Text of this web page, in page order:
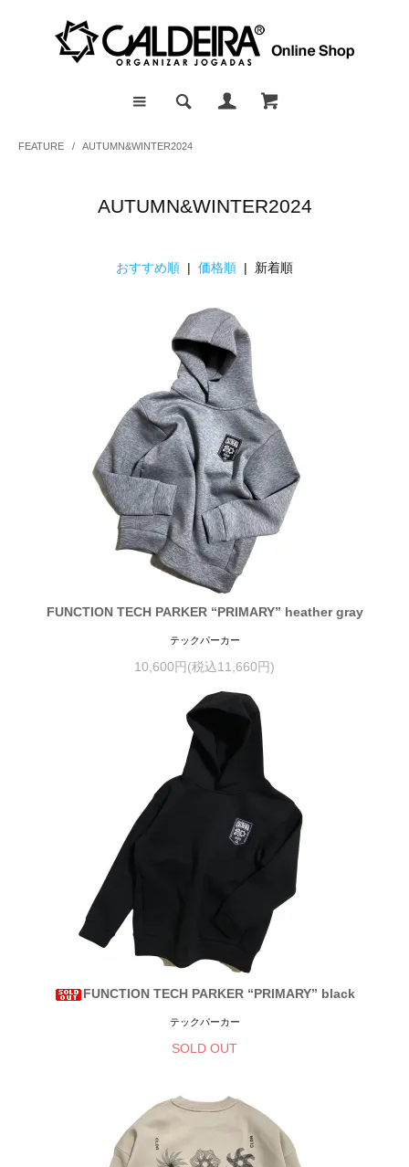
FEATURE / AUTUMN&WINTER2024
AUTUMN&WINTER2024
おすすめ順 | 価格順 | 新着順
FUNCTION TECH PARKER “PRIMARY” heather gray
テックパーカー
10,600円(税込11,660円)
FUNCTION TECH PARKER “PRIMARY” black
テックパーカー
SOLD OUT